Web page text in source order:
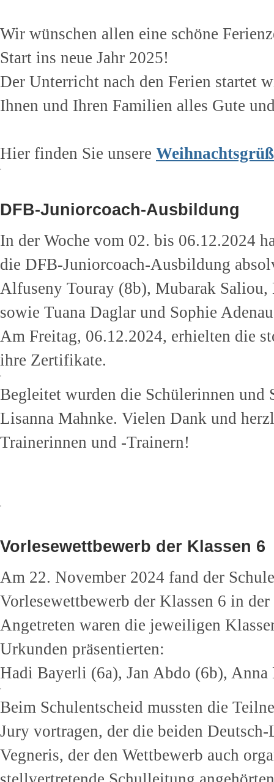
Wir wünschen allen eine schöne
Start ins neue Jahr 2025!
Der Unterricht nach den Ferien startet
Ihnen und Ihren Familien alles Gute
Hier finden Sie unsere
DFB-Juniorcoach-Ausbildung
In der Woche vom 02. bis 06.12.2024
die DFB-Juniorcoach-Ausbildung
Alfuseny Touray (8b), Mubarak
sowie Tuana Daglar und Sophie
Am Freitag, 06.12.2024, erhielten die
ihre Zertifikate.
Begleitet wurden die Schülerinnen
Lisanna Mahnke. Vielen Dank und
Trainerinnen und -Trainern!
Vorlesewettbewerb der Klassen 6
Am 22. November 2024 fand der
Vorlesewettbewerb der Klassen 6 in
Angetreten waren die jeweiligen
Urkunden präsentierten:
Hadi Bayerli (6a), Jan Abdo (6b),
Beim Schulentscheid mussten die
Jury vortragen, der die beiden
Vegneris, der den Wettbewerb auch